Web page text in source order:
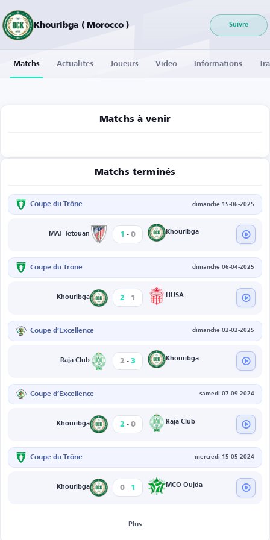
Khouribga ( Morocco ) Suivre
Matchs Actualités Joueurs Vidéo Informations
Matchs à venir
Matchs terminés
Coupe du Trône dimanche 15-06-2025
MAT Tetouan 1 - 0 Khouribga
Coupe du Trône dimanche 06-04-2025
Khouribga 2 - 1 HUSA
Coupe d’Excellence dimanche 02-02-2025
Raja Club 2 - 3 Khouribga
Coupe d’Excellence samedi 07-09-2024
Khouribga 2 - 0 Raja Club
Coupe du Trône mercredi 15-05-2024
Khouribga 0 - 1 MCO Oujda
Plus